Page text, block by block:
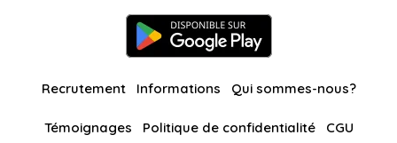
Recrutement Informations Qui sommes-nous?
Témoignages Politique de confidentialité CGU